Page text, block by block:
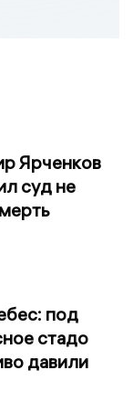
Ярченков
суд не
под
стадо
давили